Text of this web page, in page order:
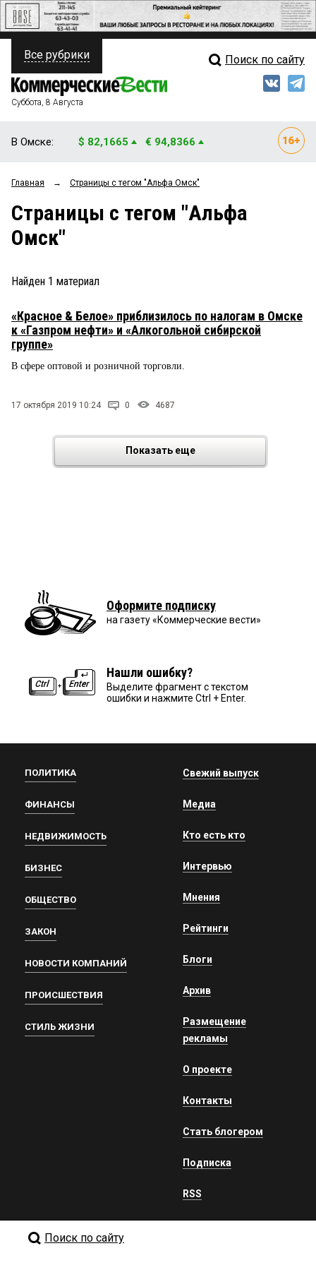
ПОЛИТИКА
ФИНАНСЫ
ОБЩЕСТВО
ЗАКОН
ПРОИСШЕСТВИЯ
СТИЛЬ ЖИЗНИ
Свежий выпуск
Мнения
Рейтинги
Все рубрики Поиск по сайту
Суббота, 8 Августа
В Омске: $ 82,1665 € 94,8366
Главная → Страницы c тегом "Альфа Омск"
Страницы c тегом "Альфа
Омск"
Найден 1 материал
«Красное & Белое» приблизилось по налогам в Омске
к «Газпром нефти» и «Алкогольной сибирской
группе»
В сфере оптовой и розничной торговли.
17 октября 2019 10:24 0 4687
Показать еще
Оформите подписку
на газету «Коммерческие вести»
Нашли ошибку?
Выделите фрагмент с текстом
ошибки и нажмите Ctrl + Enter.
ПОЛИТИКА
ФИНАНСЫ
НЕДВИЖИМОСТЬ
БИЗНЕС
ОБЩЕСТВО
ЗАКОН
НОВОСТИ КОМПАНИЙ
ПРОИСШЕСТВИЯ
СТИЛЬ ЖИЗНИ
Свежий выпуск
Медиа
Кто есть кто
Интервью
Мнения
Рейтинги
Блоги
Архив
Размещение
рекламы
О проекте
Контакты
Стать блогером
Подписка
RSS
Поиск по сайту